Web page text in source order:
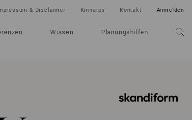
Wissen Planungshilfen
& Disclaimer Kinnarps Kontakt Anmelden